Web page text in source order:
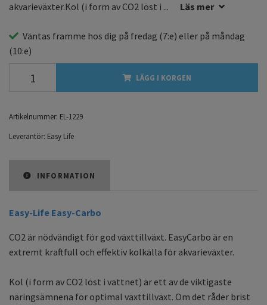
akvarieväxter.Kol (i form av CO2 löst i ...
Läs mer
Väntas framme hos dig på fredag (7:e) eller på måndag
(10:e)
LÄGG I KORGEN
Artikelnummer: EL-1229
Leverantör: Easy Life
INFORMATION
Easy-Life Easy-Carbo
CO2 är nödvändigt för god växttillväxt. EasyCarbo är en
extremt kraftfull och effektiv kolkälla för akvarieväxter.
Kol (i form av CO2 löst i vattnet) är ett av de viktigaste
näringsämnena för optimal växttillväxt. Om det råder brist